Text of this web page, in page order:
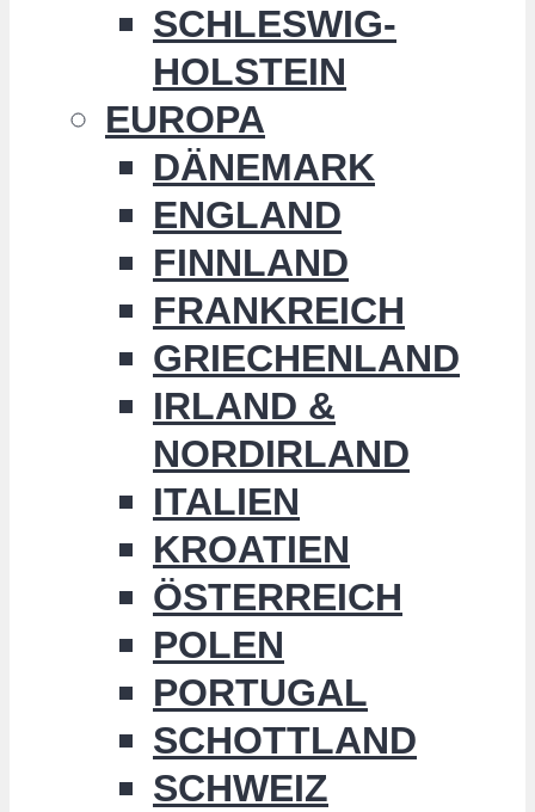
SCHLESWIG-
HOLSTEIN
EUROPA
DÄNEMARK
ENGLAND
FINNLAND
FRANKREICH
GRIECHENLAND
IRLAND &
NORDIRLAND
ITALIEN
KROATIEN
ÖSTERREICH
POLEN
PORTUGAL
SCHOTTLAND
SCHWEIZ